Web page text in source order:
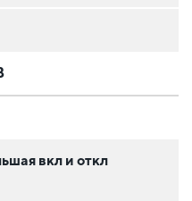
вкл и откл